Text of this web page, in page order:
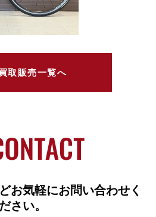
取販売一覧へ
お気軽にお問い合わせく
ださい。